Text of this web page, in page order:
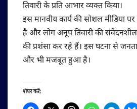
तिवारी के प्रति आभार व्यक्त किया।
इस मानवीय कार्य की सोशल मीडिया
है और लोग अनूप तिवारी की
की प्रशंसा कर रहे हैं। इस घटना से
और भी मजबूत हुआ है।
शेयर करें: